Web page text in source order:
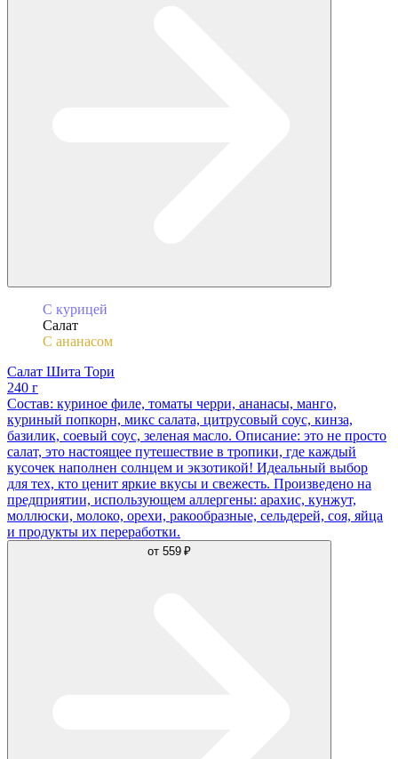
С курицей
Салат
С ананасом
Салат Шита Тори
240 г
Состав: куриное филе, томаты черри, ананасы, манго,
куриный попкорн, микс салата, цитрусовый соус, кинза,
базилик, соевый соус, зеленая масло. Описание: это не просто
салат, это настоящее путешествие в тропики, где каждый
кусочек наполнен солнцем и экзотикой! Идеальный выбор
для тех, кто ценит яркие вкусы и свежесть. Произведено на
предприятии, использующем аллергены: арахис, кунжут,
моллюски, молоко, орехи, ракообразные, сельдерей, соя, яйца
и продукты их переработки.
от 559 ₽